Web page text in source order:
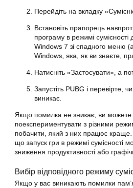
Перейдіть на вкладку
Встановіть прапорець
програму в режимі сумісності
Windows 7 зі спадного меню
Windows, яка, як ви знаєте,
Натисніть «Застосувати», а
Запустіть PUBG і перевірте,
виникає.
Якщо помилка не зникає, ви можете
поекспериментувати з різними
побачити, який з них працює
що запуск гри в режимі сумісності
зниження продуктивності або
Вибір відповідного режиму
Якщо у вас виникають помилки